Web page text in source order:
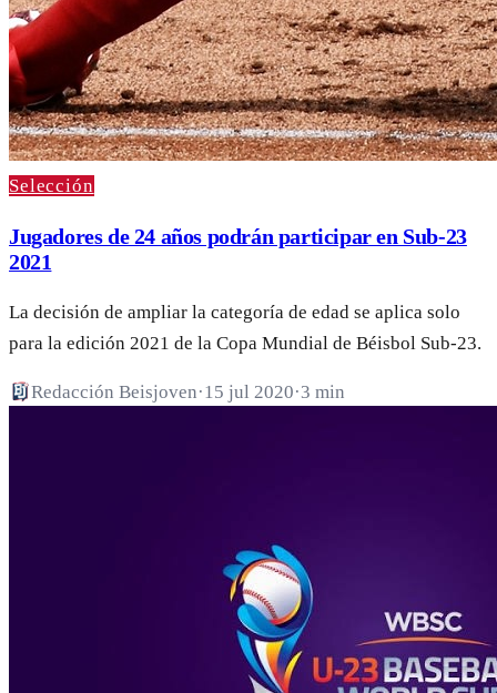
Selección
Jugadores de 24 años podrán participar en Sub-23
2021
La decisión de ampliar la categoría de edad se aplica solo
para la edición 2021 de la Copa Mundial de Béisbol Sub-23.
Redacción Beisjoven·15 jul 2020·3 min